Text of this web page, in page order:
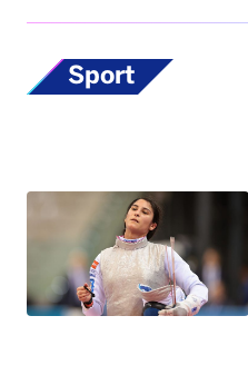
Sport